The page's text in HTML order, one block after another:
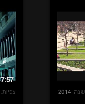
שנה: 2014
7:57
צפיות: